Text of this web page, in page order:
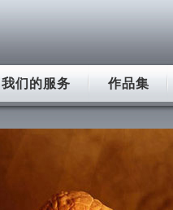
我们的服务 作品集